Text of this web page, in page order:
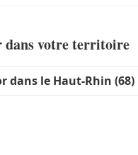
dans votre territoire
dans le Haut-Rhin (68)